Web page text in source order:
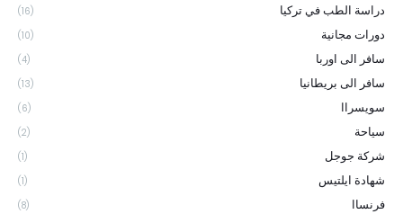
دراسة الطب في تركيا (16)
دورات مجانية (10)
سافر الى اوربا (4)
سافر الى بريطانيا (13)
سويسراا (6)
سياحة (2)
شركة جوجل (1)
شهادة ايلتيس (1)
فرنساا (8)